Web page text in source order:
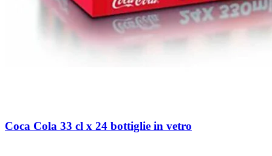
Coca Cola 33 cl x 24 bottiglie in vetro